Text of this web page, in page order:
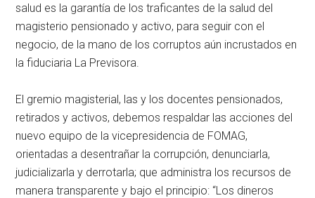
salud es la garantía de los traficantes de la salud del
magisterio pensionado y activo, para seguir con el
negocio, de la mano de los corruptos aún incrustados en
la fiduciaria La Previsora.
El gremio magisterial, las y los docentes pensionados,
retirados y activos, debemos respaldar las acciones del
nuevo equipo de la vicepresidencia de FOMAG,
orientadas a desentrañar la corrupción, denunciarla,
judicializarla y derrotarla; que administra los recursos de
manera transparente y bajo el principio: “Los dineros